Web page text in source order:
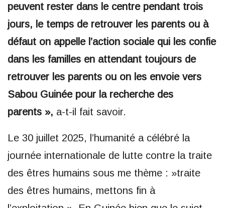
peuvent rester dans le centre pendant trois
jours, le temps de retrouver les parents ou à
défaut on appelle l’action sociale qui les confie
dans les familles en attendant toujours de
retrouver les parents ou on les envoie vers
Sabou Guinée pour la recherche des
parents », a-t-il fait savoir.
Le 30 juillet 2025, l’humanité a célébré la
journée internationale de lutte contre la traite
des êtres humains sous me thème : »traite
des êtres humains, mettons fin à